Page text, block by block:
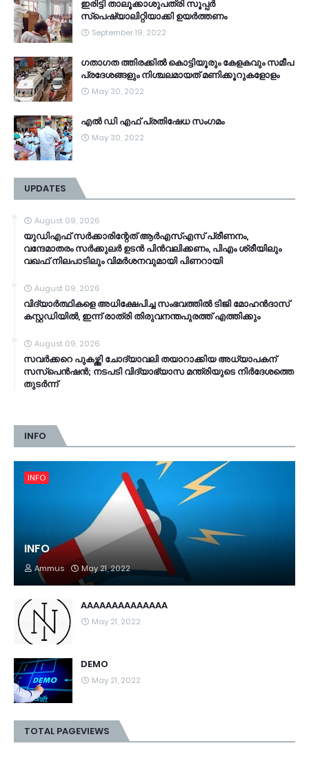
ഇരിട്ടി താലൂക്കാശുപത്രി സൂപ്പർ
സ്‌പെഷ്യാലിറ്റിയാക്കി ഉയർത്തണം
September 19, 2022
ഗതാഗത ത്തിരക്കിൽ കൊട്ടിയൂരും കേളകവും സമീപ
പ്രദേശങ്ങളും നിശ്ചലമായത് മണിക്കൂറുകളോളം
May 30, 2022
എൽ ഡി എഫ് പ്രതിഷേധ സംഗമം
May 30, 2022
UPDATES
August 09, 2026
യുഡിഎഫ് സർക്കാരിന്റേത് ആർഎസ്എസ് പ്രീണനം,
വന്ദേമാതരം സർക്കുലർ ഉടൻ പിൻവലിക്കണം, പിഎം ശ്രീയിലും
വഖഫ് നിലപാടിലും വിമർശനവുമായി പിണറായി
August 09, 2026
വിദ്യാർത്ഥികളെ അധിക്ഷേപിച്ച സംഭവത്തിൽ ടിജി മോഹൻദാസ്
കസ്റ്റഡിയിൽ, ഇന്ന് രാത്രി തിരുവനന്തപുരത്ത് എത്തിക്കും
August 09, 2026
സവർക്കറെ പുകഴ്ത്തി ചോദ്യാവലി തയാറാക്കിയ അധ്യാപകന്
സസ്പെൻഷൻ; നടപടി വിദ്യാഭ്യാസ മന്ത്രിയുടെ നിർദേശത്തെ
തുടർന്ന്
INFO
INFO
INFO
Ammus May 21, 2022
AAAAAAAAAAAAAA
May 21, 2022
DEMO
May 21, 2022
TOTAL PAGEVIEWS